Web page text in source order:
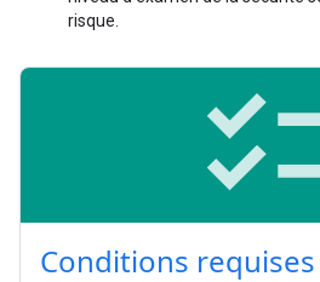
risque.
Conditions requises